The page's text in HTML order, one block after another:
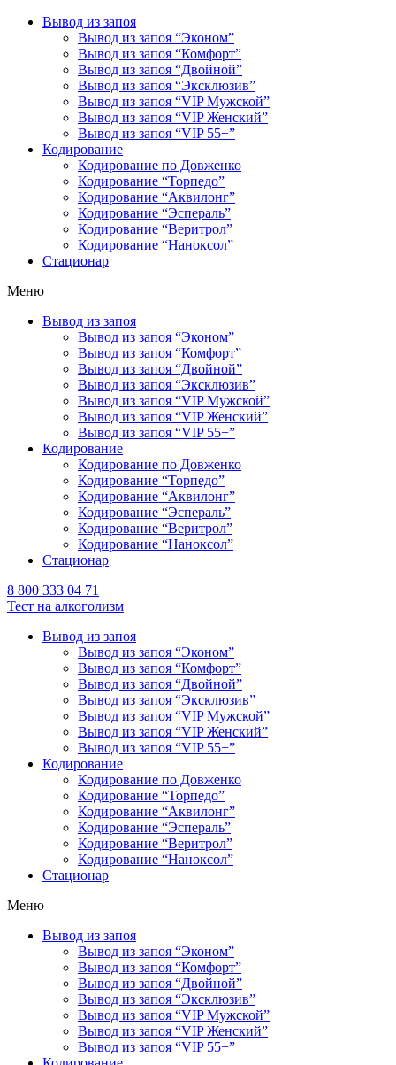
Вывод из запоя
Вывод из запоя “Эконом”
Вывод из запоя “Комфорт”
Вывод из запоя “Двойной”
Вывод из запоя “Эксклюзив”
Вывод из запоя “VIP Мужской”
Вывод из запоя “VIP Женский”
Вывод из запоя “VIP 55+”
Кодирование
Кодирование по Довженко
Кодирование “Торпедо”
Кодирование “Аквилонг”
Кодирование “Эспераль”
Кодирование “Веритрол”
Кодирование “Наноксол”
Стационар
Меню
Вывод из запоя
Вывод из запоя “Эконом”
Вывод из запоя “Комфорт”
Вывод из запоя “Двойной”
Вывод из запоя “Эксклюзив”
Вывод из запоя “VIP Мужской”
Вывод из запоя “VIP Женский”
Вывод из запоя “VIP 55+”
Кодирование
Кодирование по Довженко
Кодирование “Торпедо”
Кодирование “Аквилонг”
Кодирование “Эспераль”
Кодирование “Веритрол”
Кодирование “Наноксол”
Стационар
8 800 333 04 71
Тест на алкоголизм
Вывод из запоя
Вывод из запоя “Эконом”
Вывод из запоя “Комфорт”
Вывод из запоя “Двойной”
Вывод из запоя “Эксклюзив”
Вывод из запоя “VIP Мужской”
Вывод из запоя “VIP Женский”
Вывод из запоя “VIP 55+”
Кодирование
Кодирование по Довженко
Кодирование “Торпедо”
Кодирование “Аквилонг”
Кодирование “Эспераль”
Кодирование “Веритрол”
Кодирование “Наноксол”
Стационар
Меню
Вывод из запоя
Вывод из запоя “Эконом”
Вывод из запоя “Комфорт”
Вывод из запоя “Двойной”
Вывод из запоя “Эксклюзив”
Вывод из запоя “VIP Мужской”
Вывод из запоя “VIP Женский”
Вывод из запоя “VIP 55+”